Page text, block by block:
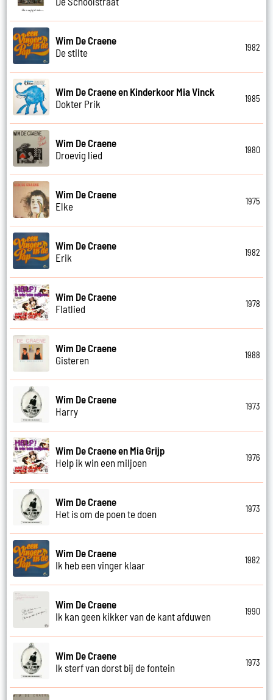
Wim De Craene
De stilte
1982
Wim De Craene en Kinderkoor Mia Vinck
Dokter Prik
1985
Wim De Craene
Droevig lied
1980
Wim De Craene
Elke
1975
Wim De Craene
Erik
1982
Wim De Craene
Flatlied
1978
Wim De Craene
Gisteren
1988
Wim De Craene
Harry
1973
Wim De Craene en Mia Grijp
Help ik win een miljoen
1976
Wim De Craene
Het is om de poen te doen
1973
Wim De Craene
Ik heb een vinger klaar
1982
Wim De Craene
Ik kan geen kikker van de kant afduwen
1990
Wim De Craene
Ik sterf van dorst bij de fontein
1973